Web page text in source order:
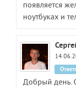
появляется
ноутбуках и
Добрый день.